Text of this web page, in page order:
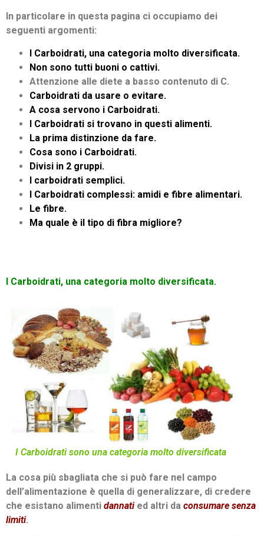
In particolare in questa pagina ci occupiamo dei
seguenti argomenti:
I Carboidrati, una categoria molto diversificata.
Non sono tutti buoni o cattivi.
Attenzione alle diete a basso contenuto di C.
Carboidrati da usare o evitare.
A cosa servono i Carboidrati.
I Carboidrati si trovano in questi alimenti.
La prima distinzione da fare.
Cosa sono i Carboidrati.
Divisi in 2 gruppi.
I carboidrati semplici.
I Carboidrati complessi: amidi e fibre alimentari.
Le fibre.
Ma quale è il tipo di fibra migliore?
I Carboidrati, una categoria molto diversificata.
I Carboidrati sono una categoria molto diversificata
La cosa più sbagliata che si può fare nel campo
dell’alimentazione è quella di generalizzare, di credere
che esistano alimenti dannatied altri da consumare senza
limiti.